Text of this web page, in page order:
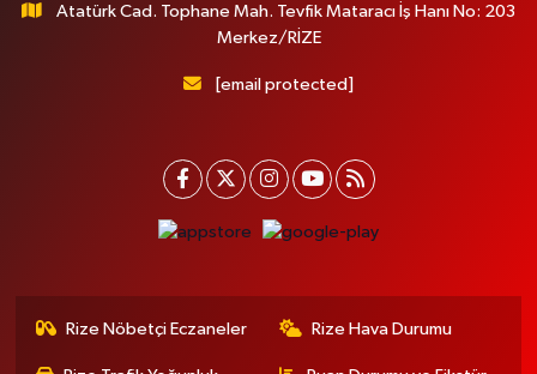
Atatürk Cad. Tophane Mah. Tevfik Mataracı İş Hanı No: 203
Merkez/RİZE
[email protected]
Rize Nöbetçi Eczaneler Rize Hava Durumu